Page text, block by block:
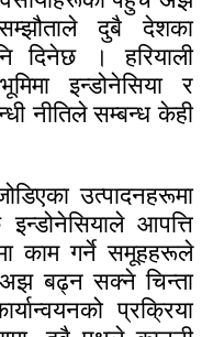
दुबै देशका
दिनेछ । हरियाली
इन्डोनेसिया र
नीतिले सम्बन्ध केही
उत्पादनहरूमा
आपत्ति
काम गर्ने समूहहरूले
बढ्न सक्ने चिन्ता
प्रक्रिया